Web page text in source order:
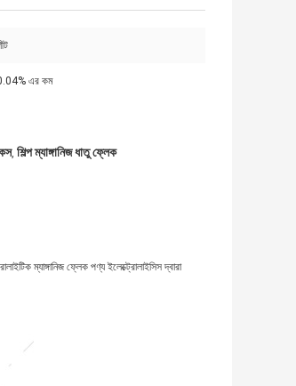
এর কম
, শিল্প ম্যাঙ্গানিজ ধাতু ফ্লেক
ম্যাঙ্গানিজ ফ্লেক পণ্য ইলেক্ট্রোলাইসিস দ্বারা